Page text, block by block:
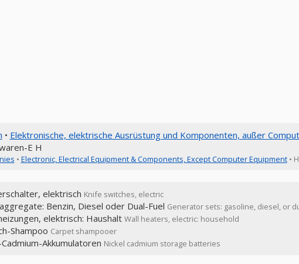
• Elektronische, elektrische Ausrüstung und Komponenten, außer
E H
• Electronic, Electrical Equipment & Components, Except Computer Equipment
elektrisch Knife switches, electric
Benzin, Diesel oder Dual-Fuel Generator sets: gasoline, diesel, or
elektrisch: Haushalt Wall heaters, electric: household
Shampoo Carpet shampooer
Akkumulatoren Nickel cadmium storage batteries